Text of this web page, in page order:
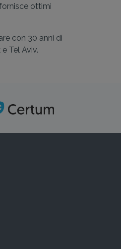
ottimi
con 30 anni di
Tel Aviv.